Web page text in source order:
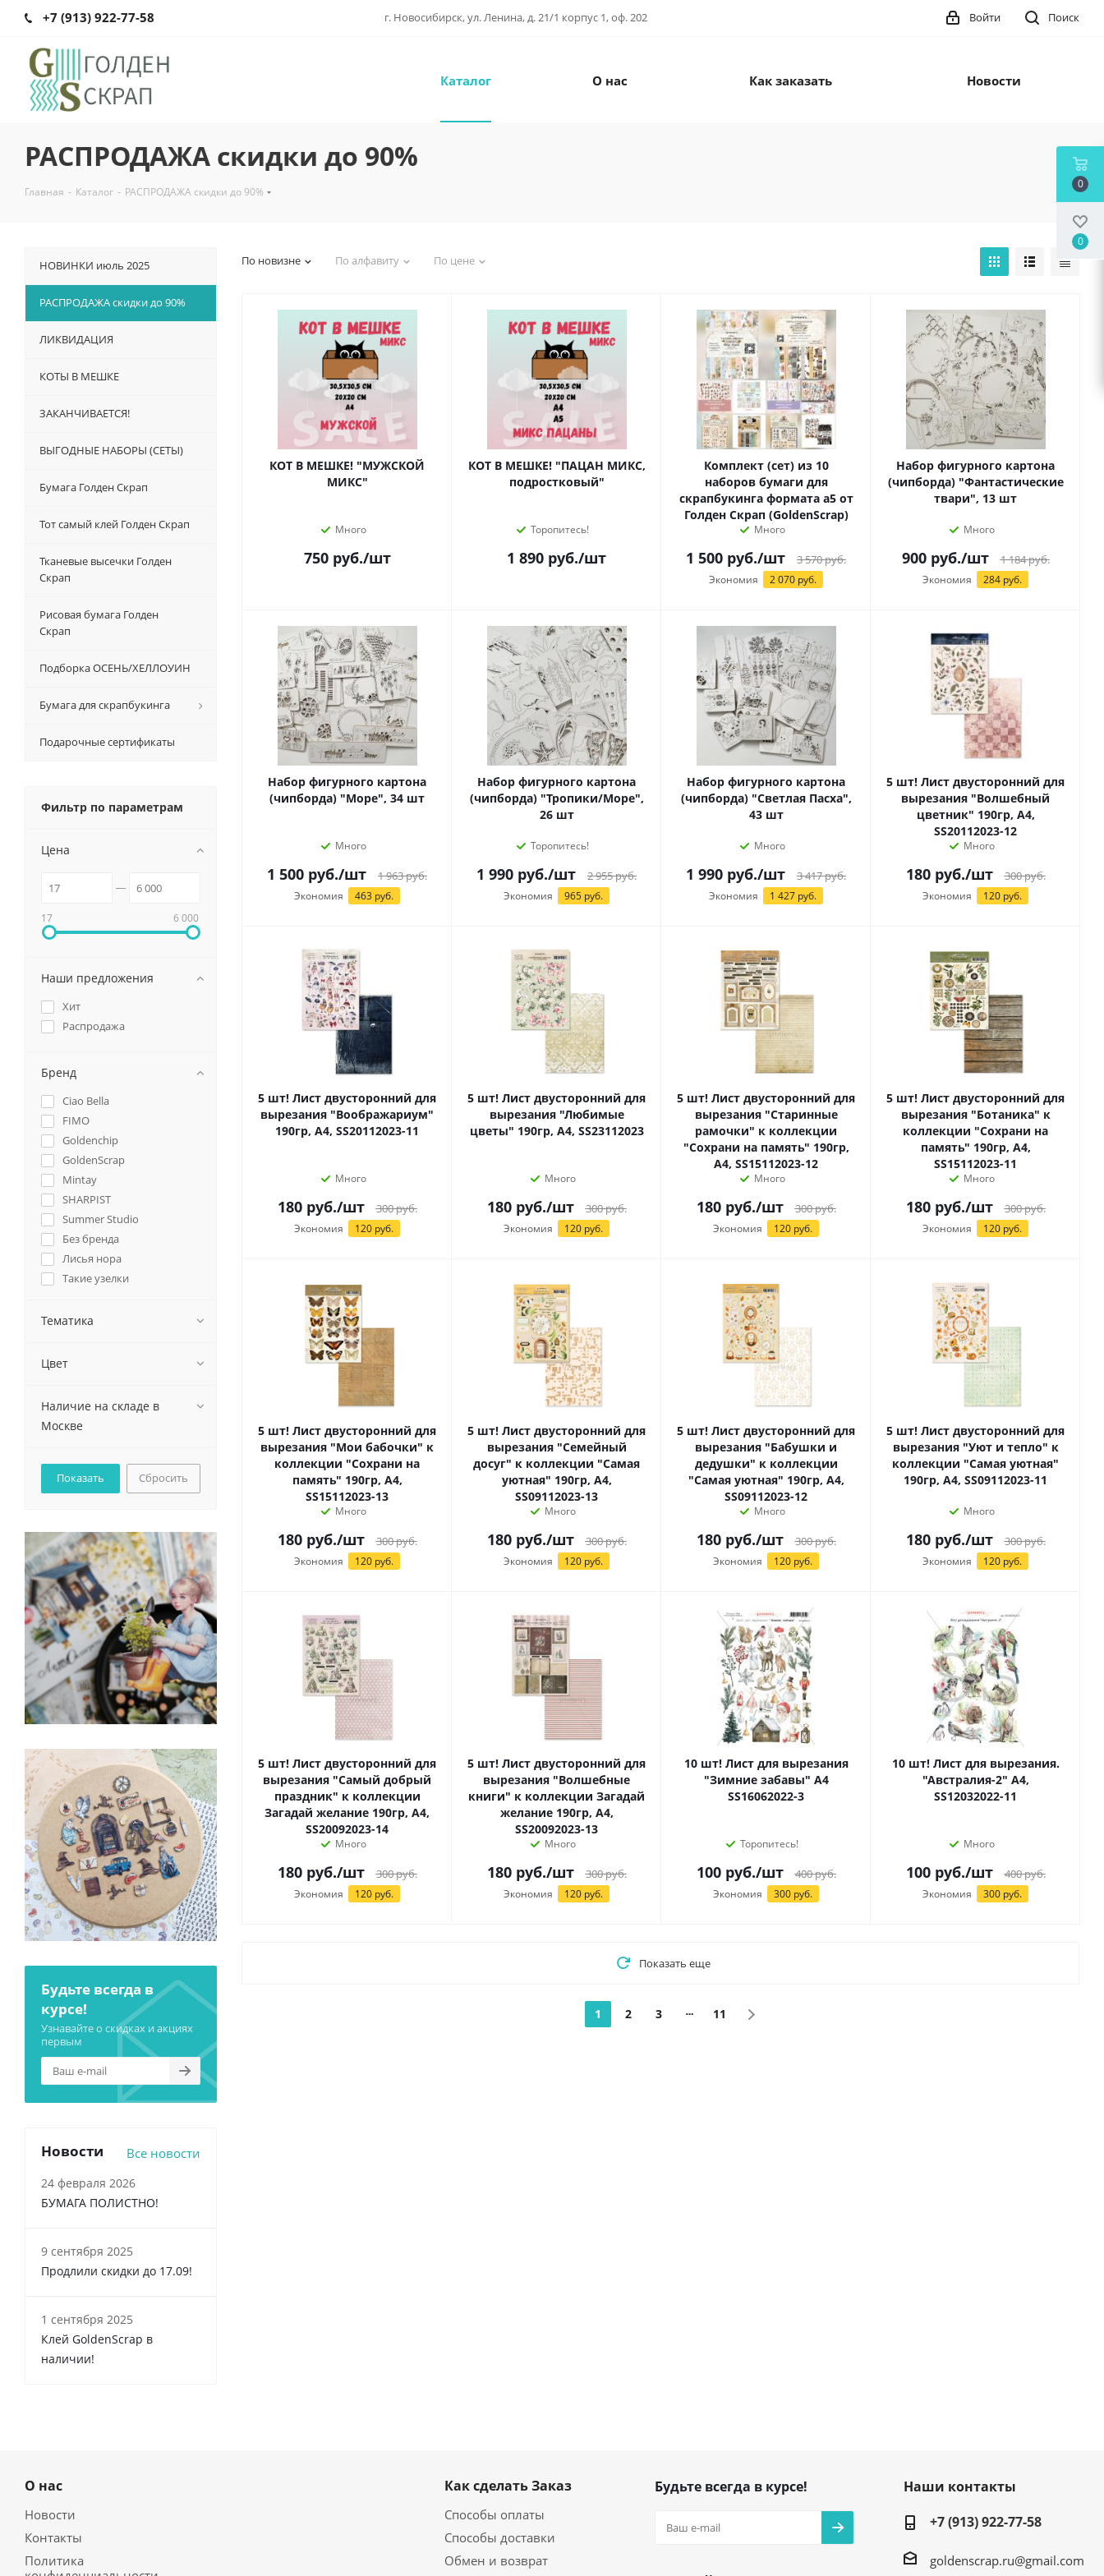
+7 (913) 922-77-58 г. Новосибирск, ул. Ленина, д. 21/1 корпус 1, оф. 202 Поиск
Войти
Каталог О нас Как заказать Новости
РАСПРОДАЖА скидки до 90%
Главная - Каталог - РАСПРОДАЖА скидки до 90%
По новизне По алфавиту По цене
КОТ В МЕШКЕ! "МУЖСКОЙ
МИКС"
Много
750руб./шт
КОТ В МЕШКЕ! "ПАЦАН МИКС,
подростковый"
Торопитесь!
1 890 руб./шт
Комплект (сет) из 10
наборов бумаги для
скрапбукинга формата а5 от
Голден Скрап (GoldenScrap)
Много
1 500 руб./шт 3 570руб.
Экономия 2 070 руб.
Набор фигурного картона
(чипборда) "Фантастические
твари", 13 шт
Много
900руб./шт 1 184руб.
Экономия 284 руб.
Набор фигурного картона
(чипборда) "Море", 34 шт
Много
1 500 руб./шт 1 963руб.
Экономия 463 руб.
Набор фигурного картона
(чипборда) "Тропики/Море",
26 шт
Торопитесь!
1 990 руб./шт 2 955руб.
Экономия 965 руб.
Набор фигурного картона
(чипборда) "Светлая Пасха",
43 шт
Много
1 990 руб./шт 3 417руб.
Экономия 1 427 руб.
5 шт! Лист двусторонний для
вырезания "Волшебный
цветник" 190гр, А4,
SS20112023-12
Много
180руб./шт 300руб.
Экономия 120 руб.
5 шт! Лист двусторонний для
вырезания "Воображариум"
190гр, А4, SS20112023-11
Много
180руб./шт 300руб.
Экономия 120 руб.
5 шт! Лист двусторонний для
вырезания "Любимые
цветы" 190гр, А4, SS23112023
Много
180руб./шт 300руб.
Экономия 120 руб.
5 шт! Лист двусторонний для
вырезания "Старинные
рамочки" к коллекции
"Сохрани на память" 190гр,
А4, SS15112023-12
Много
180руб./шт 300руб.
Экономия 120 руб.
5 шт! Лист двусторонний для
вырезания "Ботаника" к
коллекции "Сохрани на
память" 190гр, А4,
SS15112023-11
Много
180руб./шт 300руб.
Экономия 120 руб.
5 шт! Лист двусторонний для
вырезания "Мои бабочки" к
коллекции "Сохрани на
память" 190гр, А4,
SS15112023-13
Много
180руб./шт 300руб.
Экономия 120 руб.
5 шт! Лист двусторонний для
вырезания "Семейный
досуг" к коллекции "Самая
уютная" 190гр, А4,
SS09112023-13
Много
180руб./шт 300руб.
Экономия 120 руб.
5 шт! Лист двусторонний для
вырезания "Бабушки и
дедушки" к коллекции
"Самая уютная" 190гр, А4,
SS09112023-12
Много
180руб./шт 300руб.
Экономия 120 руб.
5 шт! Лист двусторонний для
вырезания "Уют и тепло" к
коллекции "Самая уютная"
190гр, А4, SS09112023-11
Много
180руб./шт 300руб.
Экономия 120 руб.
5 шт! Лист двусторонний для
вырезания "Самый добрый
праздник" к коллекции
Загадай желание 190гр, А4,
SS20092023-14
Много
180руб./шт 300руб.
Экономия 120 руб.
5 шт! Лист двусторонний для
вырезания "Волшебные
книги" к коллекции Загадай
желание 190гр, А4,
SS20092023-13
Много
180руб./шт 300руб.
Экономия 120 руб.
10 шт! Лист для вырезания
"Зимние забавы" А4
SS16062022-3
Торопитесь!
100руб./шт 400руб.
Экономия 300 руб.
10 шт! Лист для вырезания.
"Австралия-2" А4,
SS12032022-11
Много
100руб./шт 400руб.
Экономия 300 руб.
Показать еще
1 2 3 11
НОВИНКИ июль 2025
РАСПРОДАЖА скидки до 90%
ЛИКВИДАЦИЯ
КОТЫ В МЕШКЕ
ЗАКАНЧИВАЕТСЯ!
ВЫГОДНЫЕ НАБОРЫ (СЕТЫ)
Бумага Голден Скрап
Тот самый клей Голден Скрап
Тканевые высечки Голден
Скрап
Рисовая бумага Голден
Скрап
Подборка ОСЕНЬ/ХЕЛЛОУИН
Бумага для скрапбукинга
Подарочные сертификаты
Фильтр по параметрам
Цена
17 6 000
Наши предложения
Хит
Распродажа
Бренд
Ciao Bella
FIMO
Goldenchip
GoldenScrap
Mintay
SHARPIST
Summer Studio
Без бренда
Лисья нора
Такие узелки
Тематика
Цвет
Наличие на складе в
Москве
Сбросить
Будьте всегда в
курсе!
Узнавайте о скидках и акциях
первым
Новости Все новости
24 февраля 2026
БУМАГА ПОЛИСТНО!
9 сентября 2025
Продлили скидки до 17.09!
1 сентября 2025
Клей GoldenScrap в
наличии!
О нас
Новости
Контакты
Политика
Как сделать Заказ
Способы оплаты
Способы доставки
Обмен и возврат
Будьте всегда в курсе!
Наши контакты
+7 (913) 922-77-58
goldenscrap.ru@gmail.com
0
0